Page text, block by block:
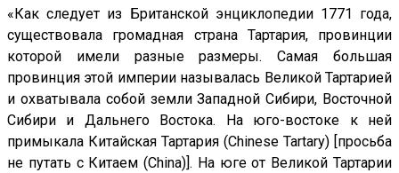
«Как следует из Британской энциклопедии 1771 года,
существовала громадная страна Тартария, провинции
которой имели разные размеры. Самая большая
провинция этой империи называлась Великой Тартарией
и охватывала собой земли Западной Сибири, Восточной
Сибири и Дальнего Востока. На юго-востоке к ней
примыкала Китайская Тартария (Сhinese Tartary) [просьба
не путать с Китаем (China)]. На юге от Великой Тартарии